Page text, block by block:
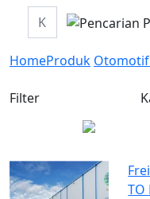
HomeProduk
Filter
TO